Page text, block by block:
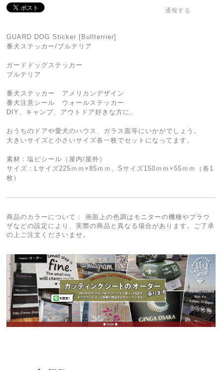
通報する
GUARD DOG Sticker [Bullterrier]
番犬ステッカー/ブルテリア
ガードドッグステッカー
ブルテリア
番犬ステッカー アメリカンデザイン
番犬注意シール ウォールステッカー
DIY、キャンプ、アウトドア好きな方に。
おうちのドアや愛犬のハウス、ガラス面等にいかがでしょう。
大きいサイズと小さいサイズ各一枚でセットになってます。
素材：塩ビシール（屋内/屋外）
サイズ：Lサイズ225ｍｍ×85ｍｍ、Sサイズ150ｍｍ×55ｍｍ（各1
枚）
商品のカラーについて： 画面上の色調はモニターの機種やブラウ
ザなどの設定により、実際の商品と異なる場合があります。ご了承
の上ご注文くださいませ。